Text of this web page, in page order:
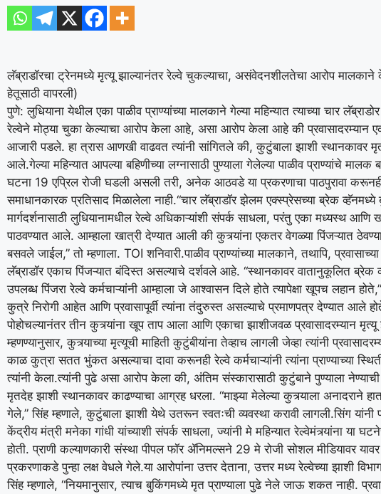
लॅब्राडॉरचा ट्रेनमध्ये मृत्यू झाल्यानंतर रेल्वे चुकल्याचा, असंवेदनशीलतेचा आरोप मालकाने
हेतूसाठी वापरली)
पुणे: लुधियाना येथील एका पाळीव प्राण्यांच्या मालकाने गेल्या महिन्यात त्याच्या चार लॅब्राडोर
रेल्वेने मोठ्या चुका केल्याचा आरोप केला आहे, असा आरोप केला आहे की प्रवासादरम्यान
आजारी पडले.हा त्रास आणखी वाढवत त्यांनी सांगितले की, कुटुंबाला झाशी स्थानकावर मृत
आले.गेल्या महिन्यात आपल्या बहिणीच्या लग्नासाठी पुण्याला गेलेल्या पाळीव प्राण्यांचे
घटना 19 एप्रिल रोजी घडली असली तरी, अनेक आठवडे या प्रकरणाचा पाठपुरावा
समाधानकारक प्रतिसाद मिळालेला नाही.“चार लॅब्राडॉर झेलम एक्स्प्रेसच्या ब्रेक
मार्गदर्शनासाठी लुधियानामधील रेल्वे अधिकाऱ्यांशी संपर्क साधला, परंतु एका मध्यस्थ आणि
पाठवण्यात आले. आम्हाला खात्री देण्यात आली की कुत्र्यांना एकतर वेगळ्या पिंजऱ्यात
बसवले जाईल,” तो म्हणाला. TOIशनिवारी.पाळीव प्राण्यांच्या मालकाने, तथापि,
लॅब्राडॉर एकाच पिंजऱ्यात बंदिस्त असल्याचे दर्शवले आहे. “स्थानकावर वातानुकूलित ब्रेक
उपलब्ध पिंजरा रेल्वे कर्मचाऱ्यांनी आम्हाला जे आश्वासन दिले होते त्यापेक्षा खूपच लहान
कुत्रे निरोगी आहेत आणि प्रवासापूर्वी त्यांना तंदुरुस्त असल्याचे प्रमाणपत्र देण्यात आले
पोहोचल्यानंतर तीन कुत्र्यांना खूप ताप आला आणि एकाचा झाशीजवळ प्रवासादरम्यान मृत्यू
म्हणण्यानुसार, कुत्र्याच्या मृत्यूची माहिती कुटुंबीयांना तेव्हाच लागली जेव्हा त्यांनी
काळ कुत्रा सतत भुंकत असल्याचा दावा करूनही रेल्वे कर्मचाऱ्यांनी त्यांना प्राण्याच्या
त्यांनी केला.त्यांनी पुढे असा आरोप केला की, अंतिम संस्कारासाठी कुटुंबाने पुण्याला नेण्याची
मृतदेह झाशी स्थानकावर काढण्याचा आग्रह धरला. “माझ्या मेलेल्या कुत्र्याला अनादराने
गेले,” सिंह म्हणाले, कुटुंबाला झाशी येथे उतरून स्वतःची व्यवस्था करावी लागली.सिंग यांनी
केंद्रीय मंत्री मनेका गांधी यांच्याशी संपर्क साधला, ज्यांनी मे महिन्यात रेल्वेमंत्र्यांना या
होती. प्राणी कल्याणकारी संस्था पीपल फॉर ॲनिमल्सने 29 मे रोजी सोशल मीडियावर
प्रकरणाकडे पुन्हा लक्ष वेधले गेले.या आरोपांना उत्तर देताना, उत्तर मध्य रेल्वेच्या झाशी
सिंह म्हणाले, “नियमानुसार, त्याच बुकिंगमध्ये मृत प्राण्याला पुढे नेले जाऊ शकत नाही.